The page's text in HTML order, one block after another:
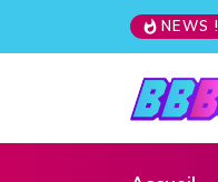
NEWS !